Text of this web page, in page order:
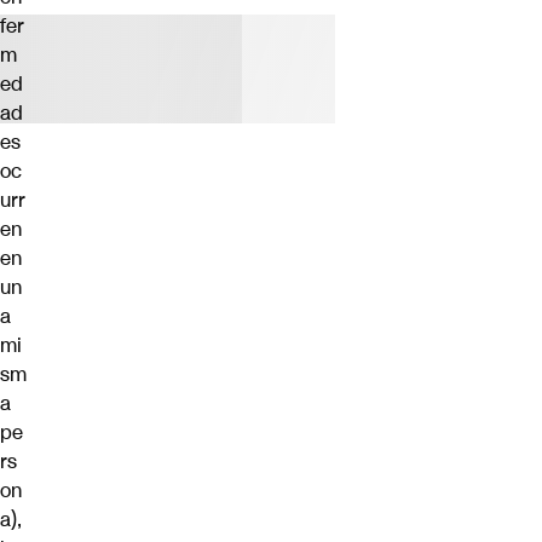
fer
m
ed
ad
es
oc
urr
en
en
un
a
mi
sm
a
pe
rs
on
a),